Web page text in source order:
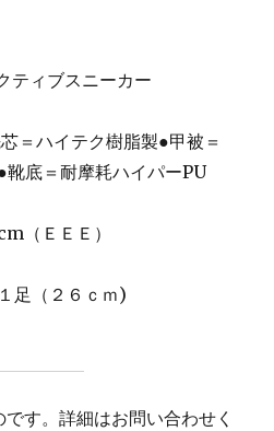
ティブスニーカー
＝ハイテク樹脂製●甲被＝
底＝耐摩耗ハイパーPU
（ＥＥＥ）
足（２６ｃｍ)
す。詳細はお問い合わせく